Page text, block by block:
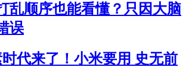
乱顺序也能看懂？只因大脑
误
代来了！小米要用 史无前